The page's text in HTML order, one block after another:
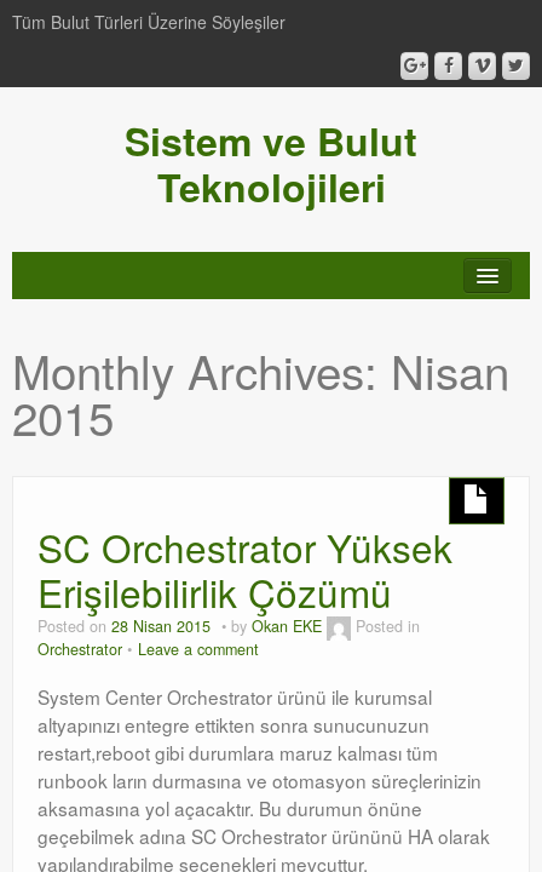
Tüm Bulut Türleri Üzerine Söyleşiler
Sistem ve Bulut
Teknolojileri
Genel
Video-Webcast-Seminer
SCOM
Orchestrator
Watchguard
PHP & MySQL
Exchange
Monthly Archives: Nisan
2015
SC Orchestrator Yüksek
Erişilebilirlik Çözümü
Posted on 28 Nisan 2015 by Okan EKE
Posted in
Orchestrator
Leave a comment
System Center Orchestrator ürünü ile kurumsal
altyapınızı entegre ettikten sonra sunucunuzun
restart,reboot gibi durumlara maruz kalması tüm
runbook ların durmasına ve otomasyon süreçlerinizin
aksamasına yol açacaktır. Bu durumun önüne
geçebilmek adına SC Orchestrator ürününü HA olarak
yapılandırabilme seçenekleri mevcuttur.